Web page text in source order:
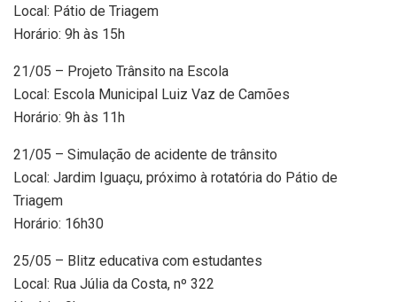
Local: Pátio de Triagem
Horário: 9h às 15h
21/05 – Projeto Trânsito na Escola
Local: Escola Municipal Luiz Vaz de Camões
Horário: 9h às 11h
21/05 – Simulação de acidente de trânsito
Local: Jardim Iguaçu, próximo à rotatória do Pátio de
Triagem
Horário: 16h30
25/05 – Blitz educativa com estudantes
Local: Rua Júlia da Costa, nº 322